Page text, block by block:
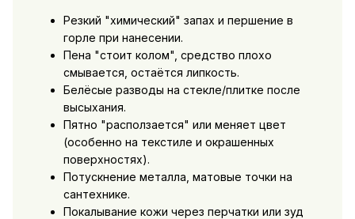
Резкий "химический" запах и першение в
горле при нанесении.
Пена "стоит колом", средство плохо
смывается, остаётся липкость.
Белёсые разводы на стекле/плитке после
высыхания.
Пятно "расползается" или меняет цвет
(особенно на текстиле и окрашенных
поверхностях).
Потускнение металла, матовые точки на
сантехнике.
Покалывание кожи через перчатки или зуд